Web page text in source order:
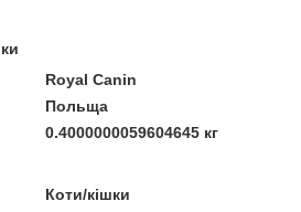
Royal Canin
Польща
0.4000000059604645 кг
Коти/кішки